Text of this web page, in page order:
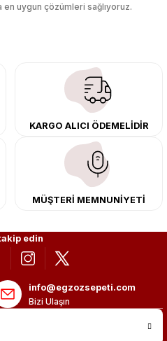
en uygun çözümleri sağlıyoruz.
için özel performans egzozları ve
body kit uygulamalarıyla aracınızın
taşıyabilirsiniz.
uzun ömürlüdür. İstanbul’daki montaj
Türkiye’nin her yerine güvenli
Aracınıza değer katmak için doğru
KARGO ALICI ÖDEMELİDİR
MÜŞTERİ MEMNUNİYETİ
edin
info@egzozsepeti.com
Bizi Ulaşın